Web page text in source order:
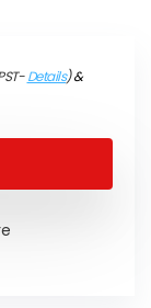
Details)&